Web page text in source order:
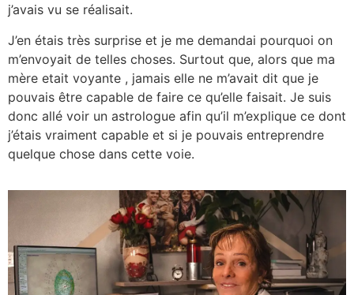
j’avais vu se réalisait.
J’en étais très surprise et je me demandai pourquoi on
m’envoyait de telles choses. Surtout que, alors que ma
mère etait voyante , jamais elle ne m’avait dit que je
pouvais être capable de faire ce qu’elle faisait. Je suis
donc allé voir un astrologue afin qu’il m’explique ce dont
j’étais vraiment capable et si je pouvais entreprendre
quelque chose dans cette voie.